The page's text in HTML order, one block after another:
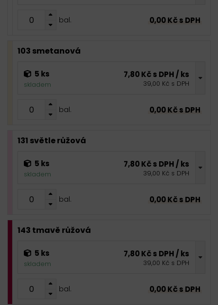
bal. 0,00 Kč s DPH
103 smetanová
5 ks
skladem
7,80 Kč s DPH / ks
39,00 Kč s DPH
bal. 0,00 Kč s DPH
131 světle růžová
5 ks
skladem
7,80 Kč s DPH / ks
39,00 Kč s DPH
bal. 0,00 Kč s DPH
143 tmavě růžová
5 ks
skladem
7,80 Kč s DPH / ks
39,00 Kč s DPH
bal. 0,00 Kč s DPH